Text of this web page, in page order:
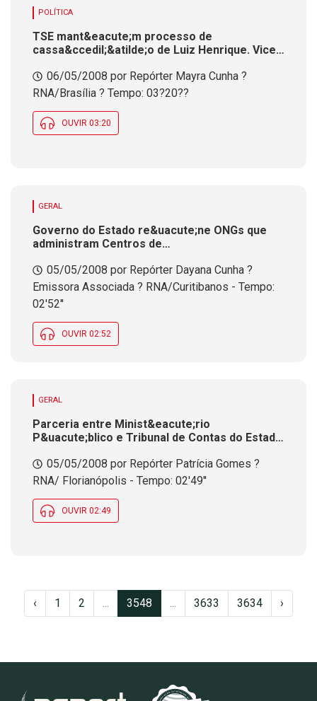
POLÍTICA
TSE mant&eacute;m processo de
cassa&ccedil;&atilde;o de Luiz Henrique. Vice,
poder&aacute; se defender
06/05/2008 por Repórter Mayra Cunha ?
RNA/Brasília ? Tempo: 03?20??
OUVIR 03:20
GERAL
Governo do Estado re&uacute;ne ONGs que
administram Centros de
Reabilita&ccedil;&atilde;o para Menores
Infratores
05/05/2008 por Repórter Dayana Cunha ?
Emissora Associada ? RNA/Curitibanos - Tempo:
02'52''
OUVIR 02:52
GERAL
Parceria entre Minist&eacute;rio
P&uacute;blico e Tribunal de Contas do Estado
munic&iacute;pios<br />
05/05/2008 por Repórter Patrícia Gomes ?
RNA/ Florianópolis - Tempo: 02'49''
OUVIR 02:49
‹ 1 2 ... 3548 ... 3633 3634 ›